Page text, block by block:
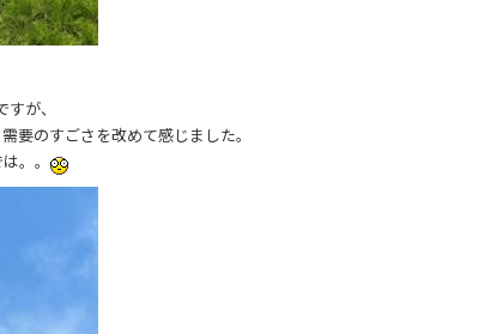
が、
要のすごさを改めて感じました。
。。